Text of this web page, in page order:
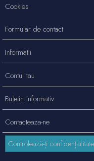
Contacteaza-ne
Cookies
Formular de contact
Informatii
Contul tau
Buletin informativ
Controlează-ți